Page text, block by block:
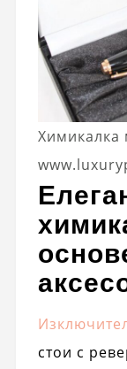
Химикалка
стои с